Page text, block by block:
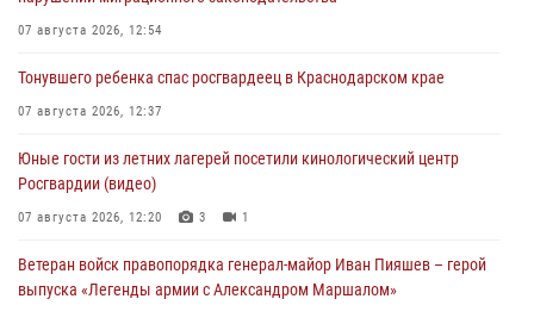
07 августа 2026, 12:54
Тонувшего ребенка спас росгвардеец в Краснодарском крае
07 августа 2026, 12:37
Юные гости из летних лагерей посетили кинологический центр
Росгвардии (видео)
07 августа 2026, 12:20 3 1
Ветеран войск правопорядка генерал-майор Иван Пияшев – герой
выпуска «Легенды армии с Александром Маршалом»